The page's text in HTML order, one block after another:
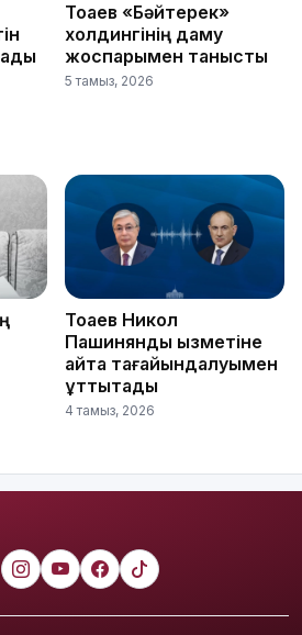
Тоқаев «Бәйтерек»
холдингінің даму
жоспарымен танысты
5 тамыз, 2026
Тоқаев Никол
Пашинянды қызметіне
қайта тағайындалуымен
құттықтады
4 тамыз, 2026